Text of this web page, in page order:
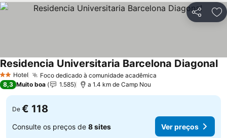
Partilhar
2 Estrelas
Hotel Foco dedicado à comunidade acadêmica
Residencia Universitaria Barcelona Diagonal
8,3 Muito boa 1.585 a 1.4 km de Camp Nou
De € 118
Consulte os preços de 8 sites Ver preços